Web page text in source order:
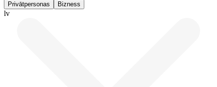
Privātpersonas Bizness
lv